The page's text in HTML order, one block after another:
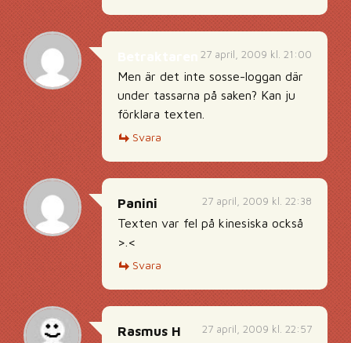
27 april, 2009 kl. 21:00
Men är det inte sosse-loggan där
under tassarna på saken? Kan ju
förklara texten.
Svara
27 april, 2009 kl. 22:38
Panini
Texten var fel på kinesiska också
>.<
Svara
27 april, 2009 kl. 22:57
Rasmus H